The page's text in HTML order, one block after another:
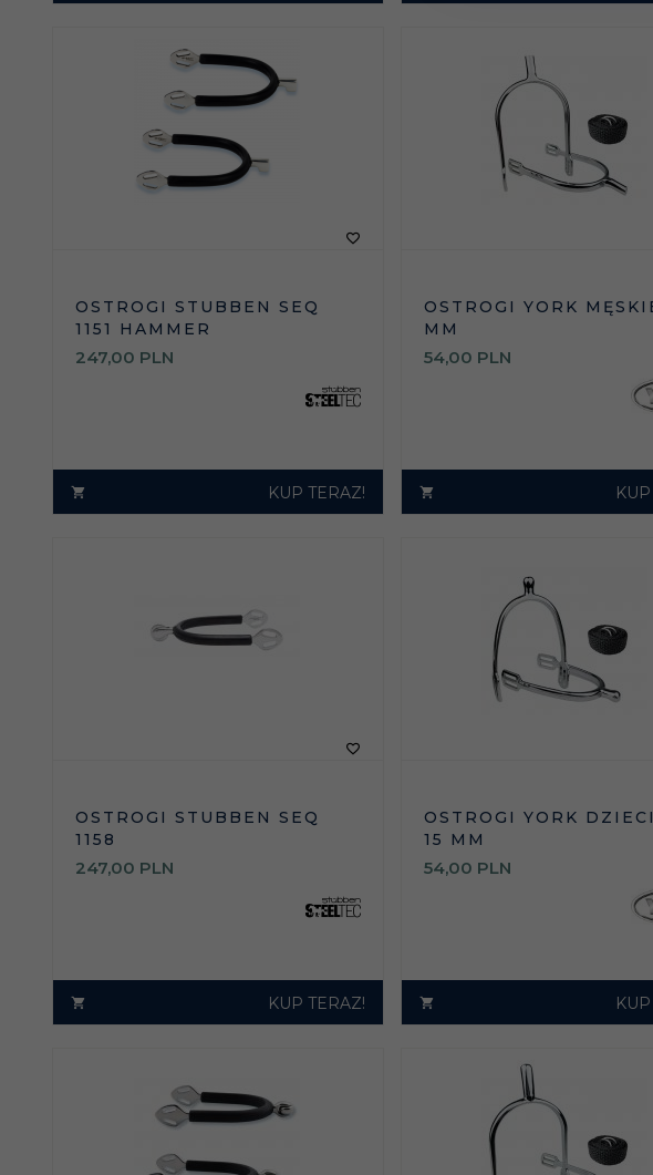
OSTROGI STUBBEN SEQ
1151 HAMMER
247,00 PLN
KUP TERAZ!
OSTROGI YORK
MM
54,00 PLN
OSTROGI STUBBEN SEQ
1158
247,00 PLN
KUP TERAZ!
OSTROGI YORK
15 MM
54,00 PLN